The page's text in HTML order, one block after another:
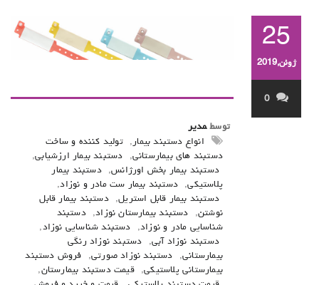
25
ژوئن,2019
0
توسط مدیر
انواع دستبند بیمار ,
تولید کننده و ساخت
دستبند های بیمارستانی, دستبند بیمار ارزشیابی,
دستبند بیمار بخش اورژانس,
دستبند بیمار
پلاستیکی, دستبند بیمار ست مادر و نوزاد,
دستبند بیمار قابل استریل,
دستبند بیمار قابل
نوشتن, دستبند بیمارستان نوزاد,
دستبند
شناسایی مادر و نوزاد, دستبند شناسایی نوزاد,
دستبند نوزاد آبی,
دستبند نوزاد رنگی
بیمارستانی, دستبند نوزاد صورتی,
فروش دستبند
بیمارستانی پلاستیکی, قیمت دستبند بیمارستان,